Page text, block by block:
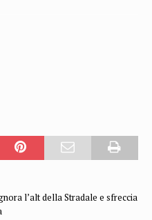
l’alt della Stradale e sfreccia